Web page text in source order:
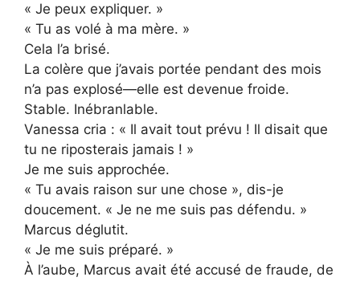
« Je peux expliquer. »
« Tu as volé à ma mère. »
Cela l’a brisé.
La colère que j’avais portée pendant des mois
n’a pas explosé—elle est devenue froide.
Stable. Inébranlable.
Vanessa cria : « Il avait tout prévu ! Il disait que
tu ne riposterais jamais ! »
Je me suis approchée.
« Tu avais raison sur une chose », dis-je
doucement. « Je ne me suis pas défendu. »
Marcus déglutit.
« Je me suis préparé. »
À l’aube, Marcus avait été accusé de fraude, de